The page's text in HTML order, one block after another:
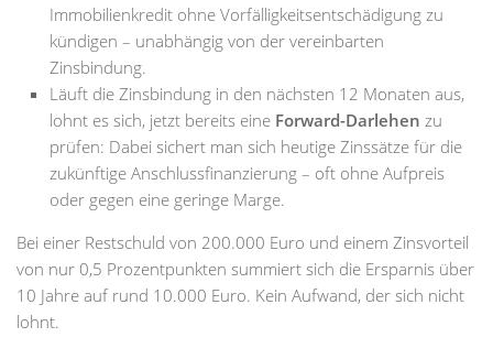
Immobilienkredit ohne Vorfälligkeitsentschädigung zu
kündigen – unabhängig von der vereinbarten
Zinsbindung.
Läuft die Zinsbindung in den nächsten 12 Monaten aus,
lohnt es sich, jetzt bereits eine Forward-Darlehen zu
prüfen: Dabei sichert man sich heutige Zinssätze für die
zukünftige Anschlussfinanzierung – oft ohne Aufpreis
oder gegen eine geringe Marge.
Bei einer Restschuld von 200.000 Euro und einem Zinsvorteil
von nur 0,5 Prozentpunkten summiert sich die Ersparnis über
10 Jahre auf rund 10.000 Euro. Kein Aufwand, der sich nicht
lohnt.